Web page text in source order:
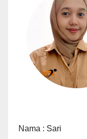
Nama : Sari